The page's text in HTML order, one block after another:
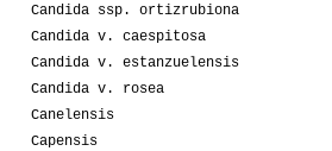
Candida ssp. ortizrubiona
Candida v. caespitosa
Candida v. estanzuelensis
Candida v. rosea
Canelensis
Capensis